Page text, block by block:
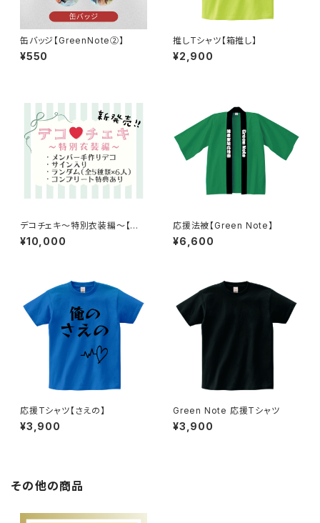
缶バッジ【GreenNote②】
¥550
推しTシャツ【箱推し】
¥2,900
デコチェキ〜特別衣装編〜【箱
推しセット】
¥10,000
応援法被【Green Note】
¥6,600
応援Tシャツ【さえの】
¥3,900
Green Note 応援Tシャツ
¥3,900
その他の商品